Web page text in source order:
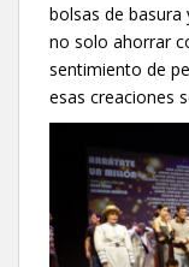
bolsas de basura
no solo ahorrar
sentimiento de
esas creaciones